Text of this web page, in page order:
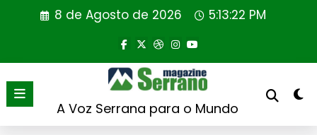
8 de Agosto de 2026 5:13:22 PM
A Voz Serrana para o Mundo